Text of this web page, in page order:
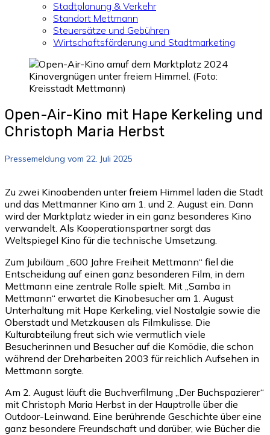
Stadtplanung & Verkehr
Standort Mettmann
Steuersätze und Gebühren
Wirtschaftsförderung und Stadtmarketing
Kinovergnügen unter freiem Himmel. (Foto:
Kreisstadt Mettmann)
Open-Air-Kino mit Hape Kerkeling und
Christoph Maria Herbst
Pressemeldung vom 22. Juli 2025
Zu zwei Kinoabenden unter freiem Himmel laden die Stadt
und das Mettmanner Kino am 1. und 2. August ein. Dann
wird der Marktplatz wieder in ein ganz besonderes Kino
verwandelt. Als Kooperationspartner sorgt das
Weltspiegel Kino für die technische Umsetzung.
Zum Jubiläum „600 Jahre Freiheit Mettmann“ fiel die
Entscheidung auf einen ganz besonderen Film, in dem
Mettmann eine zentrale Rolle spielt. Mit „Samba in
Mettmann“ erwartet die Kinobesucher am 1. August
Unterhaltung mit Hape Kerkeling, viel Nostalgie sowie die
Oberstadt und Metzkausen als Filmkulisse. Die
Kulturabteilung freut sich wie vermutlich viele
Besucherinnen und Besucher auf die Komödie, die schon
während der Dreharbeiten 2003 für reichlich Aufsehen in
Mettmann sorgte.
Am 2. August läuft die Buchverfilmung „Der Buchspazierer“
mit Christoph Maria Herbst in der Hauptrolle über die
Outdoor-Leinwand. Eine berührende Geschichte über eine
ganz besondere Freundschaft und darüber, wie Bücher die